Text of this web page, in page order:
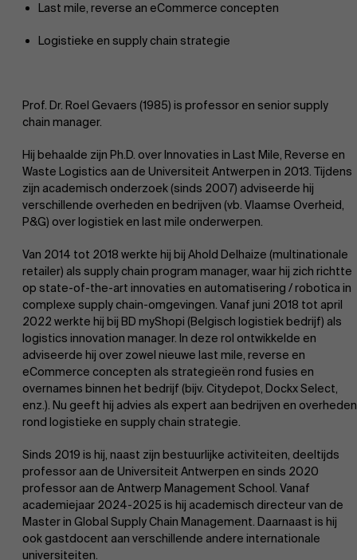
Ontdek onze faculty
Over Antwerp Management School
Last mile, reverse an eCommerce concepten
Logistieke en supply chain strategie
Prof. Dr. Roel Gevaers (1985) is professor en senior supply
chain manager.
Hij behaalde zijn Ph.D. over Innovaties in Last Mile, Reverse en
Waste Logistics aan de Universiteit Antwerpen in 2013. Tijdens
zijn academisch onderzoek (sinds 2007) adviseerde hij
verschillende overheden en bedrijven (vb. Vlaamse Overheid,
P&G) over logistiek en last mile onderwerpen.
Van 2014 tot 2018 werkte hij bij Ahold Delhaize (multinationale
retailer) als supply chain program manager, waar hij zich richtte
op state-of-the-art innovaties en automatisering / robotica in
complexe supply chain-omgevingen. Vanaf juni 2018 tot april
2022 werkte hij bij BD myShopi (Belgisch logistiek bedrijf) als
logistics innovation manager. In deze rol ontwikkelde en
adviseerde hij over zowel nieuwe last mile, reverse en
eCommerce concepten als strategieën rond fusies en
overnames binnen het bedrijf (bijv. Citydepot, Dockx Select,
enz.). Nu geeft hij advies als expert aan bedrijven en overheden
rond logistieke en supply chain strategie.
Sinds 2019 is hij, naast zijn bestuurlijke activiteiten, deeltijds
professor aan de Universiteit Antwerpen en sinds 2020
professor aan de Antwerp Management School. Vanaf
academiejaar 2024-2025 is hij academisch directeur van de
Master in Global Supply Chain Management. Daarnaast is hij
ook gastdocent aan verschillende andere internationale
universiteiten.